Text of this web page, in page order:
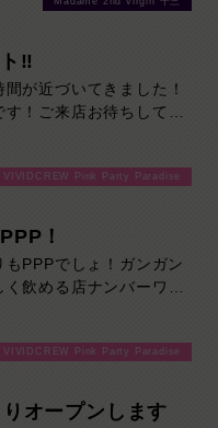
‼
が近づいてきました！
！ご来店お待ちしてお
VIVIDCREW Pink Party Paradise
！
PPPでしょ！ガンガン
飲める店ナンバーワン
VIVIDCREW Pink Party Paradise
オープンします